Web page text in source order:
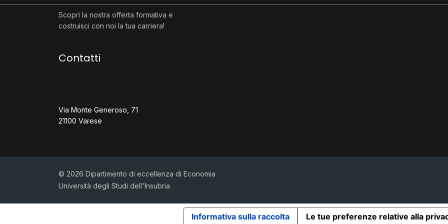
Scopri la nostra offerta formativa e
costruisci con noi la tua carriera!
Contatti
Via Monte Generoso, 71
21100 Varese
© 2026 Dipartimento di eccellenza di Economia
Università degli Studi dell'Insubria
Informativa sulla raccolta Le tue preferenze relative alla